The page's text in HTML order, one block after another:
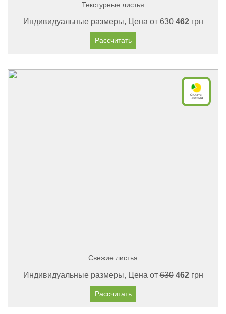
Текстурные листья
Индивидуальные размеры, Цена от630 462грн
Рассчитать
Свежие листья
Индивидуальные размеры, Цена от630 462грн
Рассчитать